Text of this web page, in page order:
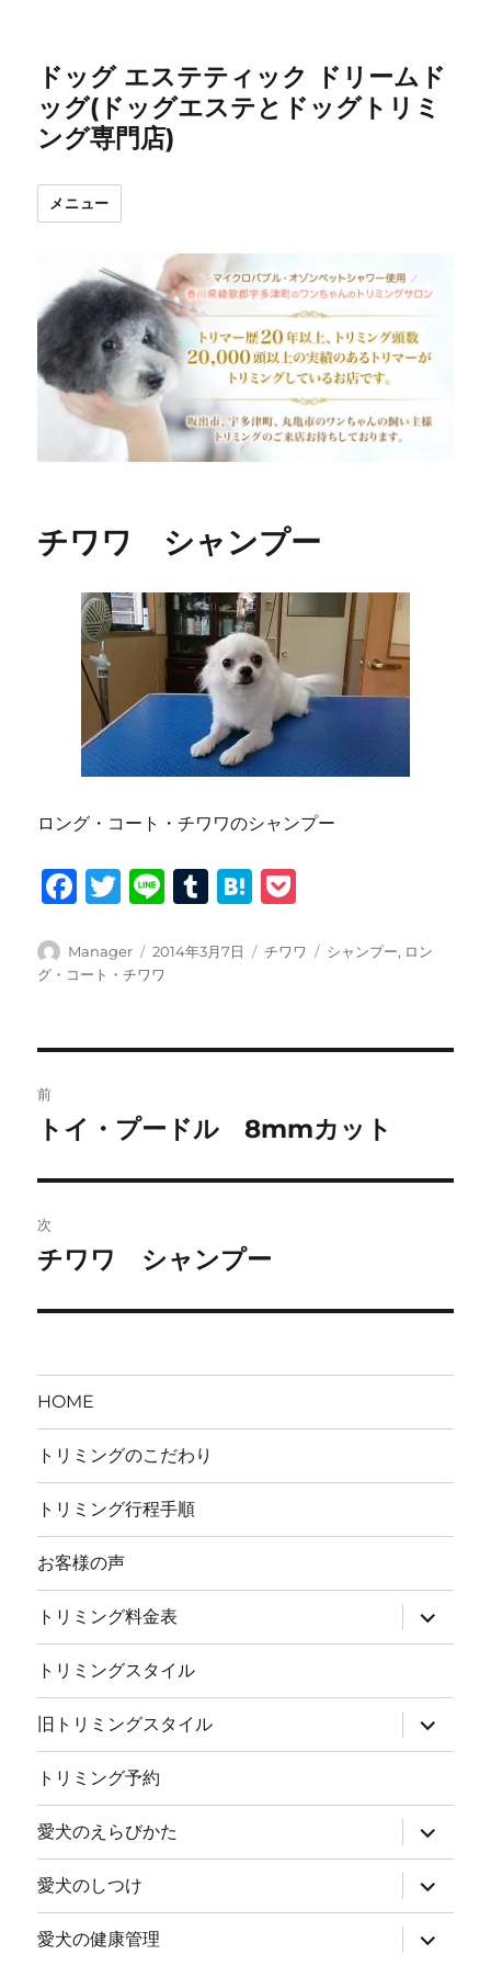
ドッグ エステティック ドリームド
ッグ(ドッグエステとドッグトリミ
ング専門店)
メニュー
チワワ シャンプー
ロング・コート・チワワのシャンプー
F
c
e
o
k
T
it
te
Li
e
T
m
H
e c
投
稿
Manager
投
稿
2014年3月7日
カ
チワワ
タ
シャンプー, ロン
グ・コート・チワワ
稿
ビ
ゲ
ー
ョ
ン
前
前
投
稿:
トイ・プードル 8mmカット
次
次
投
チワワ シャンプー
HOME
トリミングのこだわり
トリミング行程手順
お客様の声
トリミング料金表
サ
ブ
メ
ー
を
展
開
トリミングスタイル
旧トリミングスタイル
サ
ブ
メ
ー
を
展
開
トリミング予約
愛犬のえらびかた
サ
ブ
メ
ニ
ュ
ー
を
展
愛犬のしつけ
サ
ブ
メ
ニ
ュ
愛犬の健康管理
サ
ブ